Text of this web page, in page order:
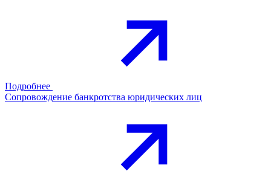
Подробнее
Сопровождение банкротства юридических лиц